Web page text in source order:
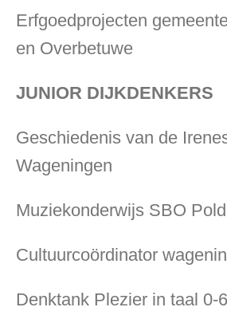
Erfgoedprojecten
en Overbetuwe
JUNIOR DIJKDENKERS
Geschiedenis van de
Wageningen
Muziekonderwijs SBO
Cultuurcoördinator
Denktank Plezier in taal 0-